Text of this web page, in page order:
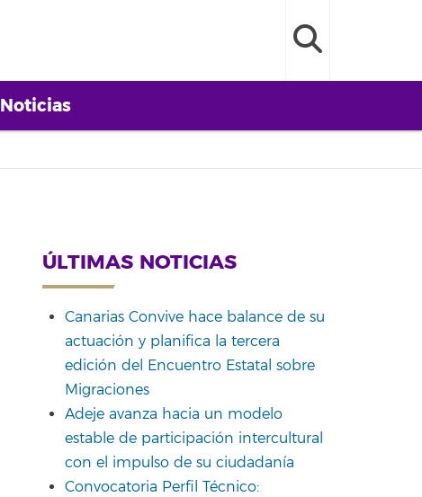
Noticias
ÚLTIMAS NOTICIAS
Canarias Convive hace balance de su
actuación y planifica la tercera
edición del Encuentro Estatal sobre
Migraciones
Adeje avanza hacia un modelo
estable de participación intercultural
con el impulso de su ciudadanía
Convocatoria Perfil Técnico: